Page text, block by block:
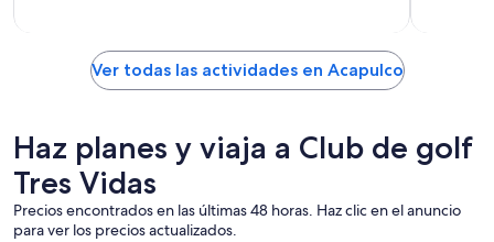
Ver todas las actividades en Acapulco
Haz planes y viaja a Club de golf
Tres Vidas
Precios encontrados en las últimas 48 horas. Haz clic en el anuncio
para ver los precios actualizados.